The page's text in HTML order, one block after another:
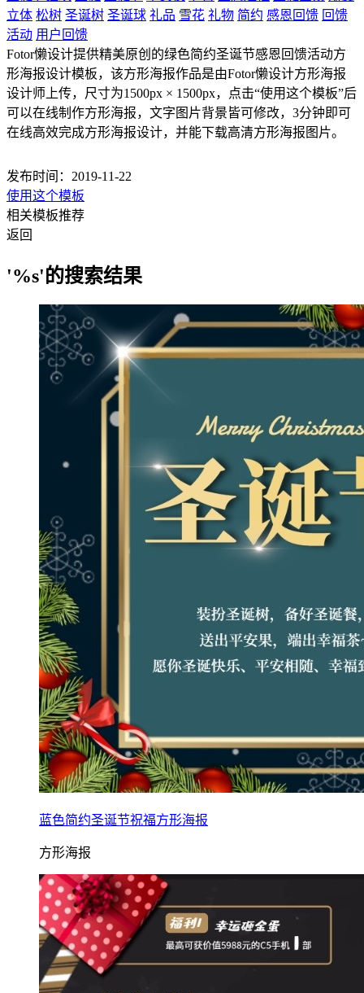
立体 松树 圣诞树 圣诞球 礼品 雪花 礼物 简约 感恩回馈 回馈
活动 用户回馈
Fotor懒设计提供精美原创的绿色简约圣诞节感恩回馈活动方
形海报设计模板，该方形海报作品是由Fotor懒设计方形海报
设计师上传，尺寸为1500px × 1500px，点击“使用这个模板”后
可以在线制作方形海报，文字图片背景皆可修改，3分钟即可
在线高效完成方形海报设计，并能下载高清方形海报图片。
发布时间：2019-11-22
使用这个模板
相关模板推荐
返回
'%s'的搜索结果
蓝色简约圣诞节祝福方形海报
方形海报